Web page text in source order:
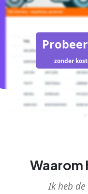
zonder
Waarom
Ik heb